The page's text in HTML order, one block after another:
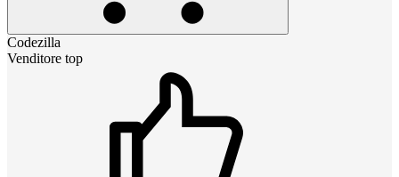
Codezilla
Venditore top